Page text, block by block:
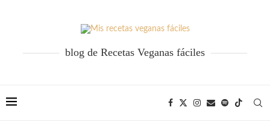
blog de Recetas Veganas fáciles